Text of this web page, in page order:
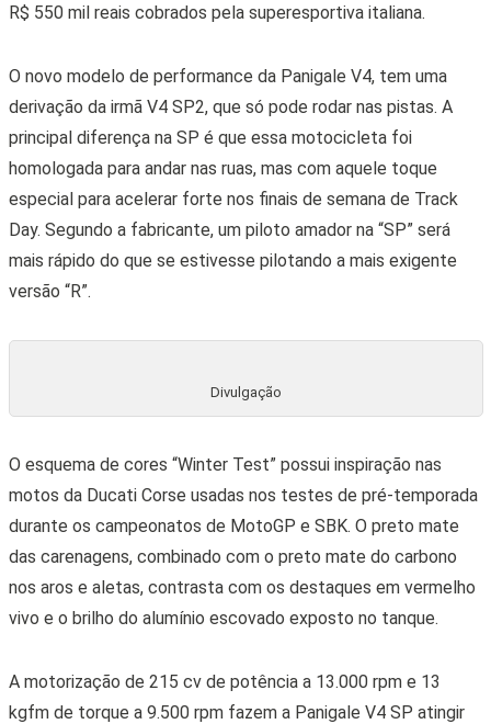
R$ 550 mil reais cobrados pela superesportiva italiana.
O novo modelo de performance da Panigale V4, tem uma
derivação da irmã V4 SP2, que só pode rodar nas pistas. A
principal diferença na SP é que essa motocicleta foi
homologada para andar nas ruas, mas com aquele toque
especial para acelerar forte nos finais de semana de Track
Day. Segundo a fabricante, um piloto amador na “SP” será
mais rápido do que se estivesse pilotando a mais exigente
versão “R”.
Divulgação
O esquema de cores “Winter Test” possui inspiração nas
motos da Ducati Corse usadas nos testes de pré-temporada
durante os campeonatos de MotoGP e SBK. O preto mate
das carenagens, combinado com o preto mate do carbono
nos aros e aletas, contrasta com os destaques em vermelho
vivo e o brilho do alumínio escovado exposto no tanque.
A motorização de 215 cv de potência a 13.000 rpm e 13
kgfm de torque a 9.500 rpm fazem a Panigale V4 SP atingir